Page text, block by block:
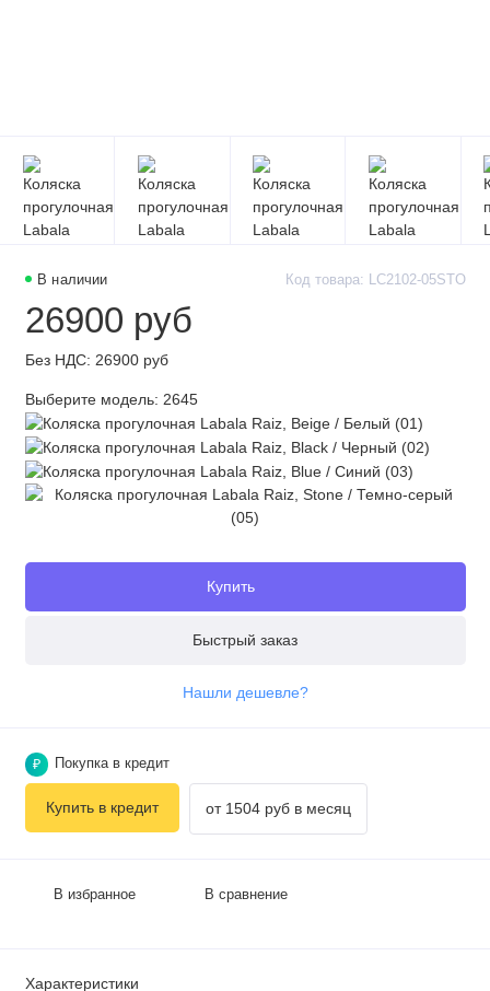
В наличии Код товара: LC2102-05STO
26900 руб
Без НДС: 26900 руб
Выберите модель: 2645
Купить
Быстрый заказ
Нашли дешевле?
В избранное В сравнение
₽ Покупка в кредит
Купить в кредит от 1504 руб в месяц
Характеристики